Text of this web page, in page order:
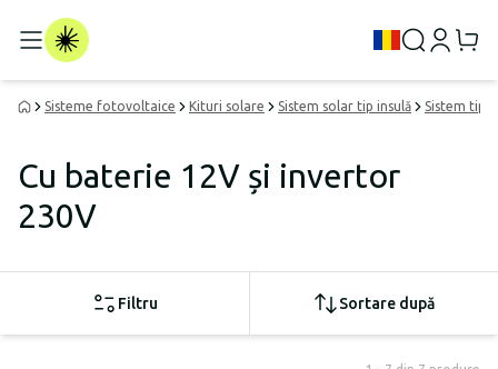
Sisteme fotovoltaice Kituri solare Sistem solar tip insulă Sistem tip
Cu baterie 12V și invertor
230V
Filtru Sortare după